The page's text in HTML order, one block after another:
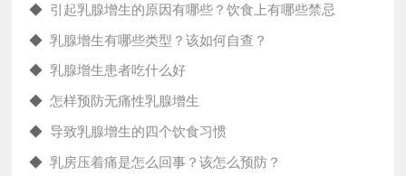
◆ 引起乳腺增生的原因有哪些？饮食上有哪些禁忌
◆乳腺增生有哪些类型？该如何自查？
◆乳腺增生患者吃什么好
◆怎样预防无痛性乳腺增生
◆ 导致乳腺增生的四个饮食习惯
◆乳房压着痛是怎么回事？该怎么预防？